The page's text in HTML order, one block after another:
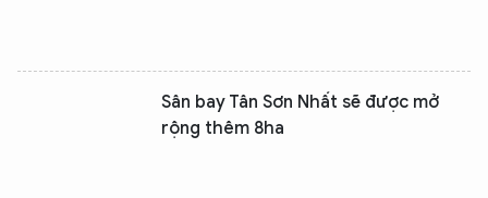
Sân bay Tân Sơn Nhất sẽ được mở
rộng thêm 8ha